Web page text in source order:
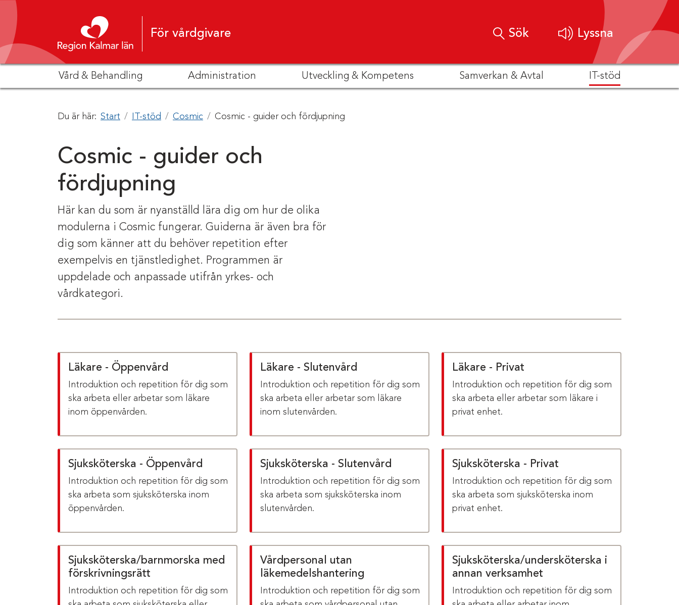
Hoppa till innehåll
För vårdgivare Sök Lyssna
Vård & Behandling Administration Utveckling & Kompetens Samverkan & Avtal IT-stöd
Du är här: Start IT-stöd Cosmic Cosmic - guider och fördjupning
Cosmic - guider och
fördjupning
Här kan du som är nyanställd lära dig om hur de olika
modulerna i Cosmic fungerar. Guiderna är även bra för
dig som känner att du behöver repetition efter
exempelvis en tjänstledighet. Programmen är
uppdelade och anpassade utifrån yrkes- och
vårdkategori.
Läkare - Öppenvård
Introduktion och repetition för dig som
ska arbeta eller arbetar som läkare
inom öppenvården.
Läkare - Slutenvård
Introduktion och repetition för dig som
ska arbeta eller arbetar som läkare
inom slutenvården.
Läkare - Privat
Introduktion och repetition för dig som
ska arbeta eller arbetar som läkare i
privat enhet.
Sjuksköterska - Öppenvård
Introduktion och repetition för dig som
ska arbeta som sjuksköterska inom
öppenvården.
Sjuksköterska - Slutenvård
Introduktion och repetition för dig som
ska arbeta som sjuksköterska inom
slutenvården.
Sjuksköterska - Privat
Introduktion och repetition för dig som
ska arbeta som sjuksköterska inom
privat enhet.
Sjuksköterska/barnmorska med
förskrivningsrätt
Introduktion och repetition för dig som
Vårdpersonal utan
läkemedelshantering
Introduktion och repetition för dig som
Sjuksköterska/undersköterska i
annan verksamhet
Introduktion och repetition för dig som